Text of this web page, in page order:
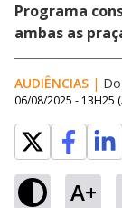
Programa
ambas as
AUDIÊNCIAS |
06/08/2025 - 13H25
A+